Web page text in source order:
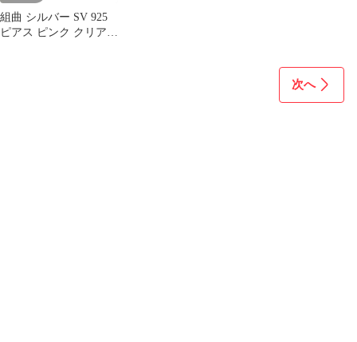
組曲 シルバー SV 925
ピアス ピンク クリア
次へ